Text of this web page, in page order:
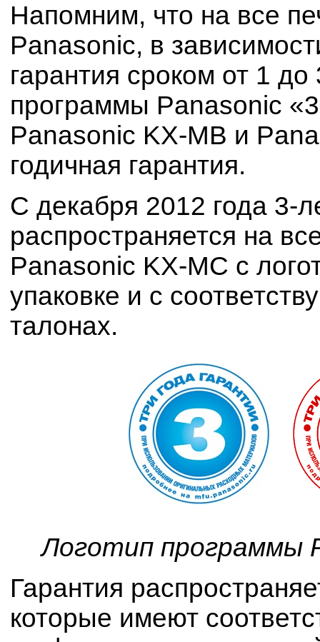
Напомним, что на все
Panasonic, в
гарантия сроком от 1
программы Panasonic
Panasonic KX-MB и
годичная гарантия.
С декабря 2012 года 3-
распространяется на
Panasonic KX-MC с
упаковке и с
талонах.
Логотип программы
Гарантия
которые имеют